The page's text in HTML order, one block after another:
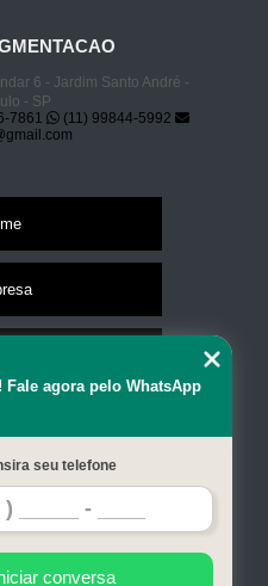
6 - Jardim Santo André -
- SP
7861
(11) 99844-5992
site
Fale agora pelo WhatsApp
seu telefone
conversa